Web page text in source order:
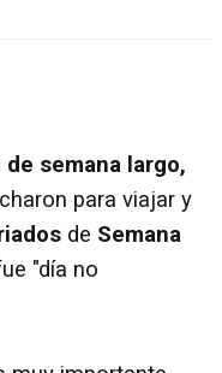
semana largo,
para viajar y
de Semana
"día no